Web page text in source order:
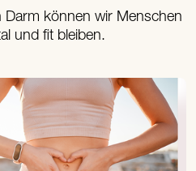
können wir Menschen
und fit bleiben.